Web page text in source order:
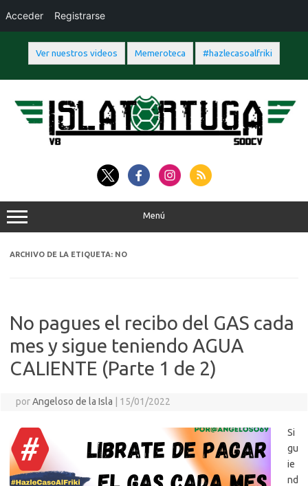
Ver nuestros videos Memeroteca #hazlecasoalfriki
Acceder Registrarse
contenido
Menú
ARCHIVO DE LA ETIQUETA: NO
No pagues el recibo del GAS cada
mes y sigue teniendo AGUA
CALIENTE (Parte 1 de 2)
porAngeloso de la Isla 15/01/2022
Si
gu
ie
nd